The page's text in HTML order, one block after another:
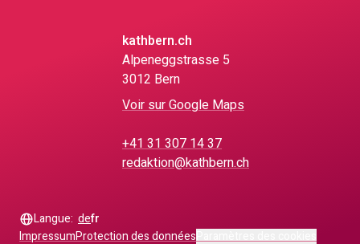
kathbern.ch
Alpeneggstrasse 5
3012 Bern
Voir sur Google Maps
+41 31 307 14 37
redaktion@kathbern.ch
ImpressumProtection des donnéesParamètres des cookies
Langue: defr